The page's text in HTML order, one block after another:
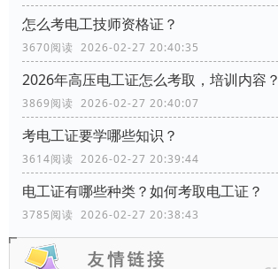
怎么考电工技师资格证？
3670阅读 2026-02-27 20:40:35
2026年高压电工证怎么考取，培训内容？
3869阅读 2026-02-27 20:40:07
考电工证要学哪些知识？
3614阅读 2026-02-27 20:39:44
电工证有哪些种类？如何考取电工证？
3785阅读 2026-02-27 20:38:43